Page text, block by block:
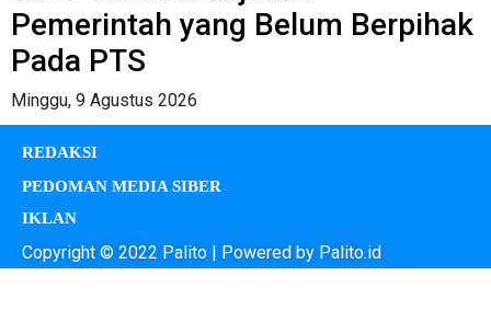
Pemerintah yang Belum Berpihak
Pada PTS
Minggu, 9 Agustus 2026
REDAKSI
PEDOMAN MEDIA SIBER
IKLAN
Copyright © 2022 Palito | Powered by Palito.id